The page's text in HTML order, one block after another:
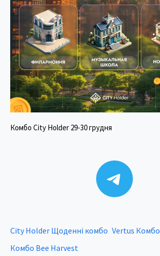
Комбо City Holder 29-30 грудня
Telegram
City Holder Щоденні комбо Vertus Комбо
Комбо Bee Harvest